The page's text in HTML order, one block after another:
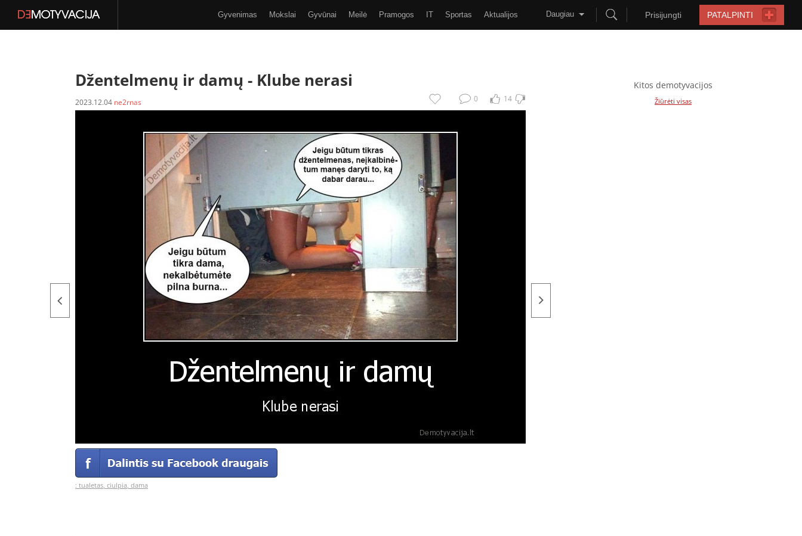
Gyvenimas Mokslai Gyvūnai Meilė Pramogos IT Sportas Aktualijos PATALPINTI
Prisijungti
Daugiau
Džentelmenų ir damų - Klube nerasi
2023.12.04 ne2rnas 14
0
: tualetas, ciulpia, dama
Kitos demotyvacijos
Žiūrėti visas